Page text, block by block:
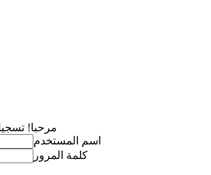
مرحبا!
اسم المستخدم
كلمة المرور